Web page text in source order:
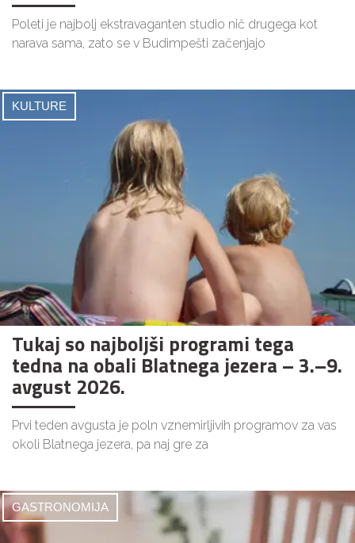
Poleti je najbolj ekstravaganten studio nič drugega kot
narava sama, zato se v Budimpešti začenjajo
KULTURE
Tukaj so najboljši programi tega
tedna na obali Blatnega jezera – 3.–9.
avgust 2026.
Prvi teden avgusta je poln vznemirljivih programov za vas
okoli Blatnega jezera, pa naj gre za
GASTRONOMIJA